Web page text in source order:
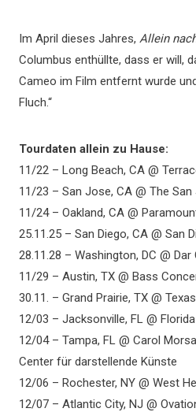
Im April dieses Jahres, Allein
Columbus enthüllte, dass er will,
Cameo im Film entfernt wurde
Fluch.“
Tourdaten allein zu Hause:
11/22 – Long Beach, CA @
11/23 – San Jose, CA @ The
11/24 – Oakland, CA @
25.11.25 – San Diego, CA @ San
28.11.28 – Washington, DC @
11/29 – Austin, TX @ Bass
30.11. – Grand Prairie, TX @
12/03 – Jacksonville, FL @
12/04 – Tampa, FL @ Carol
Center für darstellende Künste
12/06 – Rochester, NY @ West
12/07 – Atlantic City, NJ @